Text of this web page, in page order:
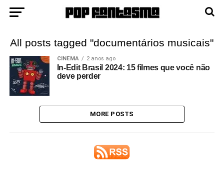
All posts tagged "documentários musicais"
CINEMA 2 anos ago
In-Edit Brasil 2024: 15 filmes que você não
deve perder
MORE POSTS